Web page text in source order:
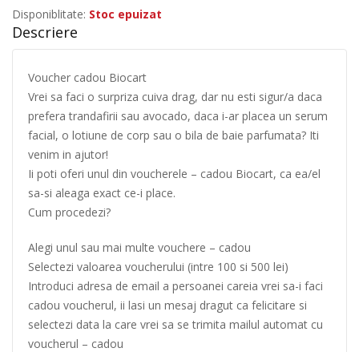
Disponiblitate: Stoc epuizat
Descriere
Voucher cadou Biocart
Vrei sa faci o surpriza cuiva drag, dar nu esti sigur/a daca
prefera trandafirii sau avocado, daca i-ar placea un serum
facial, o lotiune de corp sau o bila de baie parfumata? Iti
venim in ajutor!
Ii poti oferi unul din voucherele – cadou Biocart, ca ea/el
sa-si aleaga exact ce-i place.
Cum procedezi?
Alegi unul sau mai multe vouchere – cadou
Selectezi valoarea voucherului (intre 100 si 500 lei)
Introduci adresa de email a persoanei careia vrei sa-i faci
cadou voucherul, ii lasi un mesaj dragut ca felicitare si
selectezi data la care vrei sa se trimita mailul automat cu
voucherul – cadou